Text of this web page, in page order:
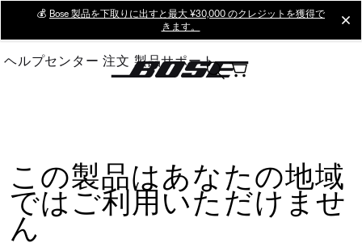
Main
💰 Bose 製品を下取りに出すと最大 ¥30,000 のクレジットを獲得で
きます。
ヘルプセンター 注文 製品サポート
この製品はあなたの地域
ではご利用いただけませ
ん